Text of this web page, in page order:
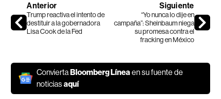
Anterior
Trump reactiva el intento de
destituir a la gobernadora
Lisa Cook de la Fed
Siguiente
“Yo nunca lo dije en
campaña”: Sheinbaum niega
su promesa contra el
fracking en México
ConviertaBloomberg Línea en su fuente de
noticiasaquí